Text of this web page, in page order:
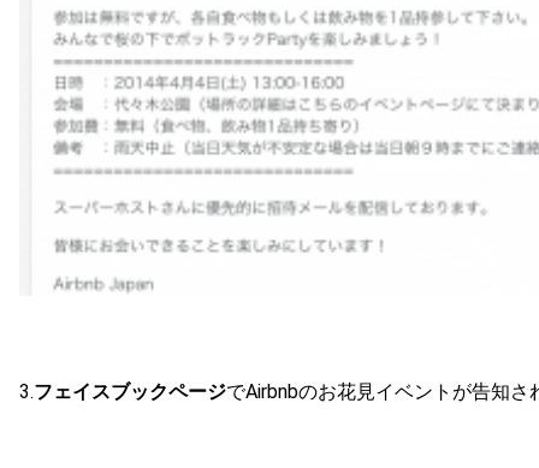
3.フェイスブックページでAirbnbのお花見イベントが告知さ